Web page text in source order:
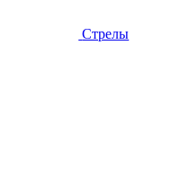
Стрелы